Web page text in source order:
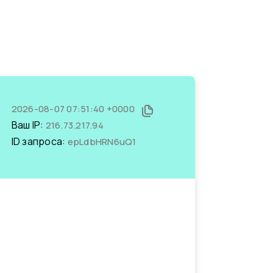
2026-08-07 07:51:40 +0000
Ваш IP: 216.73.217.94
ID запроса: epLdbHRN6uQ1